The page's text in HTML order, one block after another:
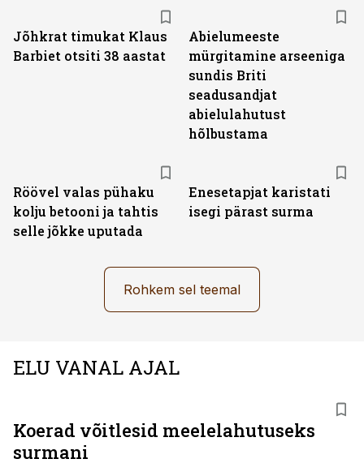
Jõhkrat timukat Klaus
Barbiet otsiti 38 aastat
Abielumeeste
mürgitamine arseeniga
sundis Briti
seadusandjat
abielulahutust
hõlbustama
Röövel valas pühaku
kolju betooni ja tahtis
selle jõkke uputada
Enesetapjat karistati
isegi pärast surma
Rohkem sel teemal
ELU VANAL AJAL
Koerad võitlesid meelelahutuseks
surmani